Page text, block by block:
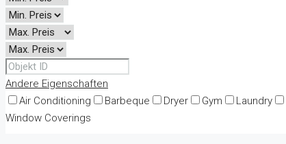
Andere Eigenschaften
Air Conditioning
Barbeque Dryer Gym Laundry
Window Coverings